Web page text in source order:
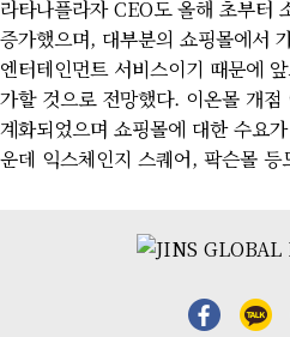
라타나플라자 CEO도 올해 초부터
증가했으며, 대부분의 쇼핑몰에서
엔터테인먼트 서비스이기 때문에
가할 것으로 전망했다. 이온몰 개
계화되었으며 쇼핑몰에 대한 수요
운데 익스체인지 스퀘어, 팍슨몰